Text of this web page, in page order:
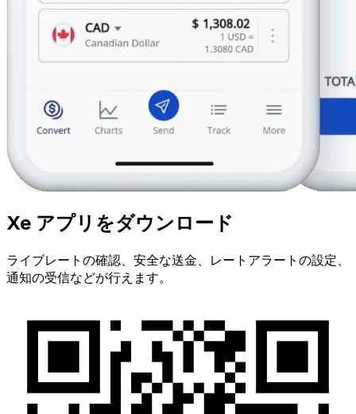
Xe アプリをダウンロード
ライブレートの確認、安全な送金、レートアラートの設定、
通知の受信などが行えます。